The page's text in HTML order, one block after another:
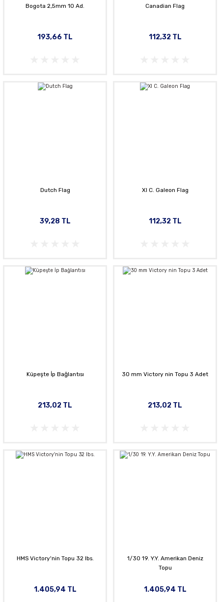
Bogota 2,5mm 10 Ad.
193,66 TL
Canadian Flag
112,32 TL
Dutch Flag
39,28 TL
Xl C. Galeon Flag
112,32 TL
Küpeşte İp Bağlantısı
213,02 TL
30 mm Victory nin Topu 3 Adet
213,02 TL
HMS Victory'nin Topu 32 lbs.
1.405,94 TL
1/30 19. Y.Y. Amerikan Deniz
Topu
1.405,94 TL